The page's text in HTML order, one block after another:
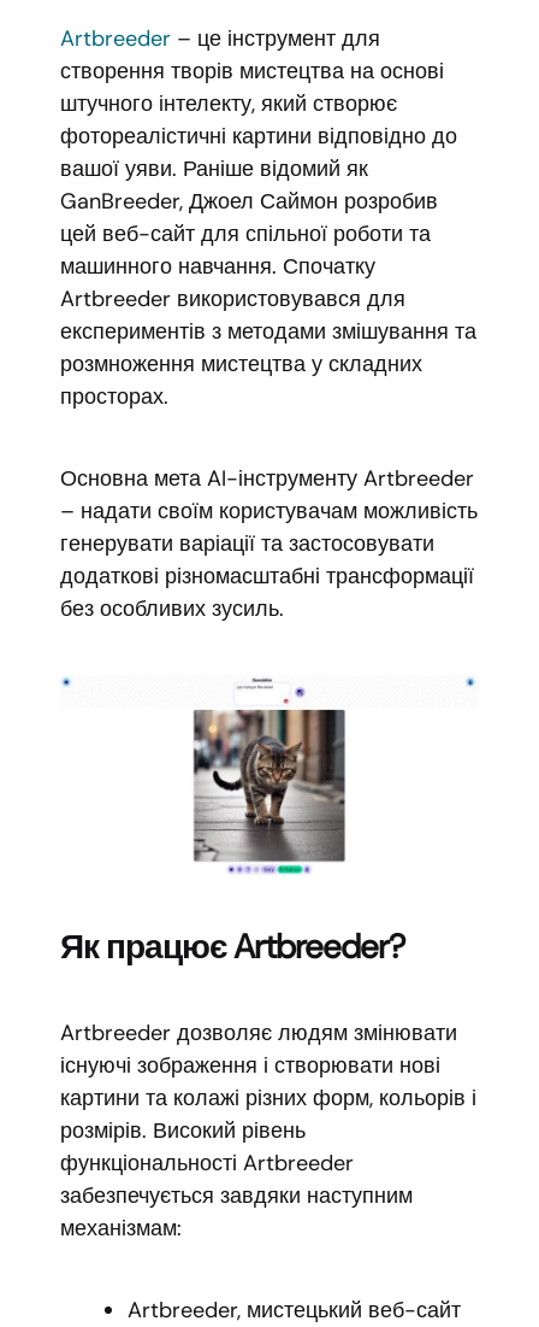
Artbreeder – це інструмент для
створення творів мистецтва на основі
штучного інтелекту, який створює
фотореалістичні картини відповідно до
вашої уяви. Раніше відомий як
GanBreeder, Джоел Саймон розробив
цей веб-сайт для спільної роботи та
машинного навчання. Спочатку
Artbreeder використовувався для
експериментів з методами змішування та
розмноження мистецтва у складних
просторах.
Основна мета AI-інструменту Artbreeder
– надати своїм користувачам можливість
генерувати варіації та застосовувати
додаткові різномасштабні трансформації
без особливих зусиль.
Як працює Artbreeder?
Artbreeder дозволяє людям змінювати
існуючі зображення і створювати нові
картини та колажі різних форм, кольорів і
розмірів. Високий рівень
функціональності Artbreeder
забезпечується завдяки наступним
механізмам:
Artbreeder, мистецький веб-сайт